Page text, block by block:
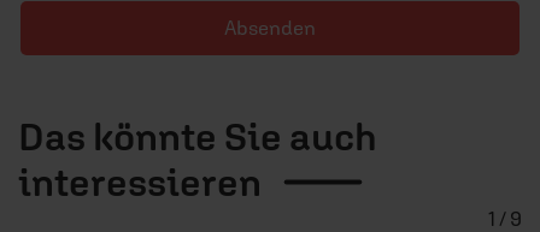
Absenden
Das könnte Sie auch
interessieren
1 / 9